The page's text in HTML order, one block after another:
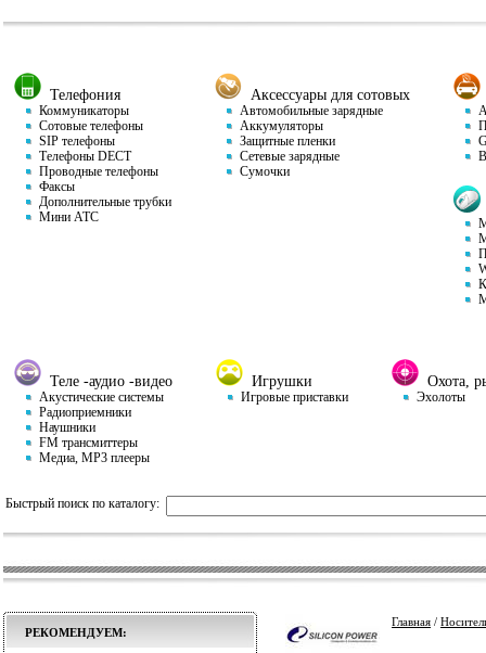
Телефония
Коммуникаторы
Сотовые телефоны
SIP телефоны
Телефоны DECT
Проводные телефоны
Факсы
Дополнительные трубки
Мини АТС
Аксессуары для сотовых
Автомобильные зарядные
Аккумуляторы
Защитные пленки
Сетевые зарядные
Сумочки
Теле -аудио -видео
Акустические системы
Радиоприемники
Наушники
FM трансмиттеры
Медиа, MP3 плееры
Игрушки
Игровые приставки
Охота,
Эхолоты
Быстрый поиск по каталогу:
РЕКОМЕНДУЕМ:
Главная /